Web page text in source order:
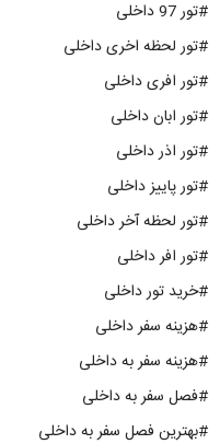
#تور 97 داخلی
#تور لحظه اخری داخلی
#تور افری داخلی
#تور ابان داخلی
#تور اذر داخلی
#تور پاییز داخلی
#تور لحظه آخر داخلی
#تور افر داخلی
#خرید تور داخلی
#هزینه سفر داخلی
#هزینه سفر به داخلی
#فصل سفر به داخلی
#بهترین فصل سفر به داخلی